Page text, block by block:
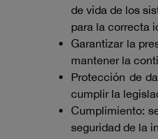
de vida de los
para la correcta
Garantizar la
mantener la
Protección de
cumplir la
Cumplimiento:
seguridad de la